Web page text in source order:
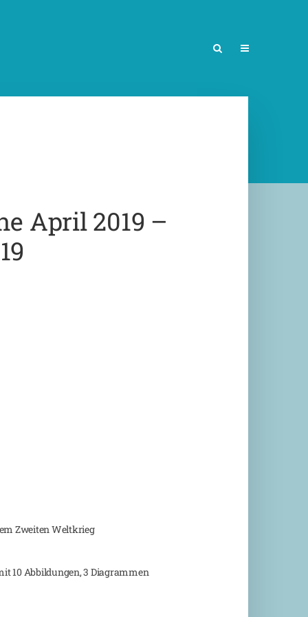
April 2019 –
Zweiten Weltkrieg
10 Abbildungen, 3 Diagrammen